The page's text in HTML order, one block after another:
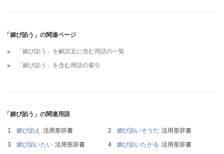
「媚び諂う」の関連ページ
「媚び諂う」を解説文に含む用語の一覧
「媚び諂う」を含む用語の索引
「媚び諂う」の関連用語
媚び諂え 活用形辞書 媚び諂いそうだ 活用形辞書
媚び諂いたい 活用形辞書 媚び諂いたがる 活用形辞書